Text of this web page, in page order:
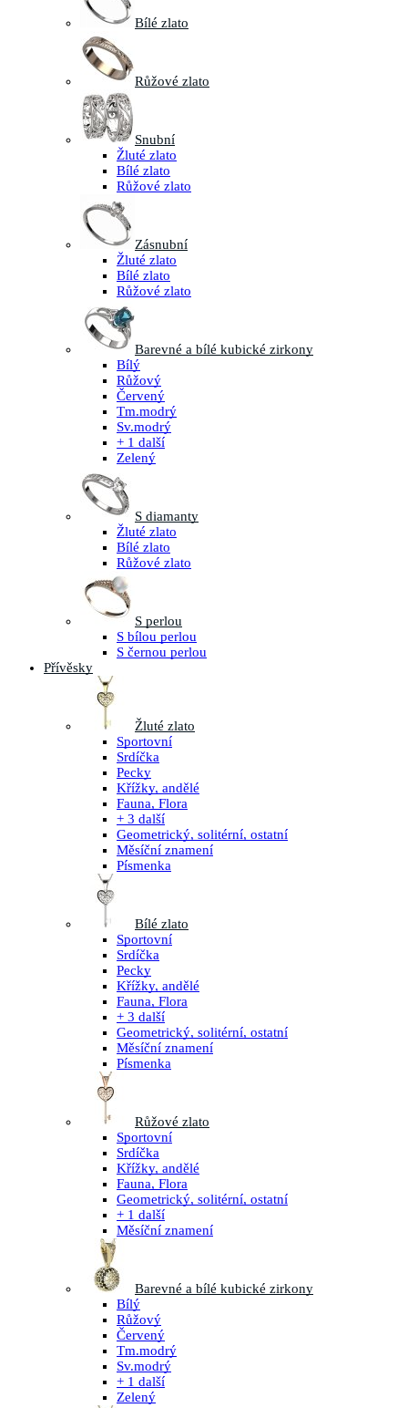
Bílé zlato
Růžové zlato
Snubní
Žluté zlato
Bílé zlato
Růžové zlato
Zásnubní
Žluté zlato
Bílé zlato
Růžové zlato
Barevné a bílé kubické zirkony
Bílý
Růžový
Červený
Tm.modrý
Sv.modrý
+ 1 další
Zelený
S diamanty
Žluté zlato
Bílé zlato
Růžové zlato
S perlou
S bílou perlou
S černou perlou
Přívěsky
Žluté zlato
Sportovní
Srdíčka
Pecky
Křížky, andělé
Fauna, Flora
+ 3 další
Geometrický, solitérní, ostatní
Měsíční znamení
Písmenka
Bílé zlato
Sportovní
Srdíčka
Pecky
Křížky, andělé
Fauna, Flora
+ 3 další
Geometrický, solitérní, ostatní
Měsíční znamení
Písmenka
Růžové zlato
Sportovní
Srdíčka
Křížky, andělé
Fauna, Flora
Geometrický, solitérní, ostatní
+ 1 další
Měsíční znamení
Barevné a bílé kubické zirkony
Bílý
Růžový
Červený
Tm.modrý
Sv.modrý
+ 1 další
Zelený